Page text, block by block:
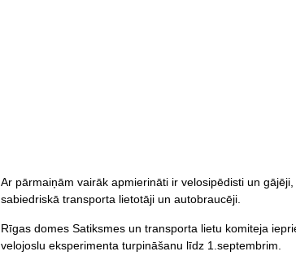
Ar pārmaiņām vairāk apmierināti ir velosipēdisti un
sabiedriskā transporta lietotāji un autobraucēji.
Rīgas domes Satiksmes un transporta lietu komiteja
velojoslu eksperimenta turpināšanu līdz 1.septembrim.